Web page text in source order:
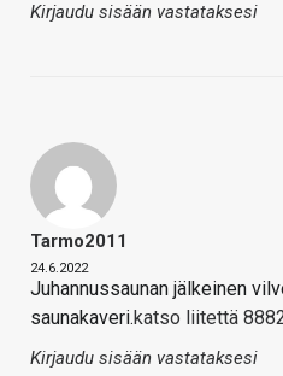
Kirjaudu sisään vastataksesi
Tarmo2011
24.6.2022
Juhannussaunan jälkeinen
saunakaveri.katso liitettä
Kirjaudu sisään vastataksesi